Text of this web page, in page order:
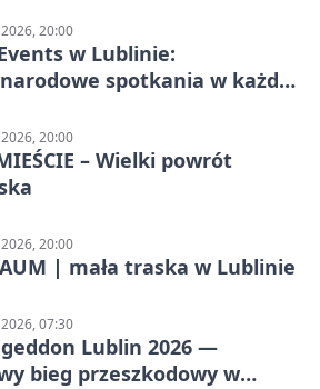
20:00
w Lublinie:
spotkania w każdą
20:00
– Wielki powrót
20:00
| mała traska w Lublinie
07:30
Lublin 2026 —
bieg przeszkodowy w